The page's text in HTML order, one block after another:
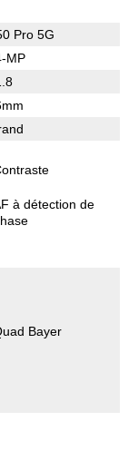
Pro 5G
MP
à détection de
Bayer